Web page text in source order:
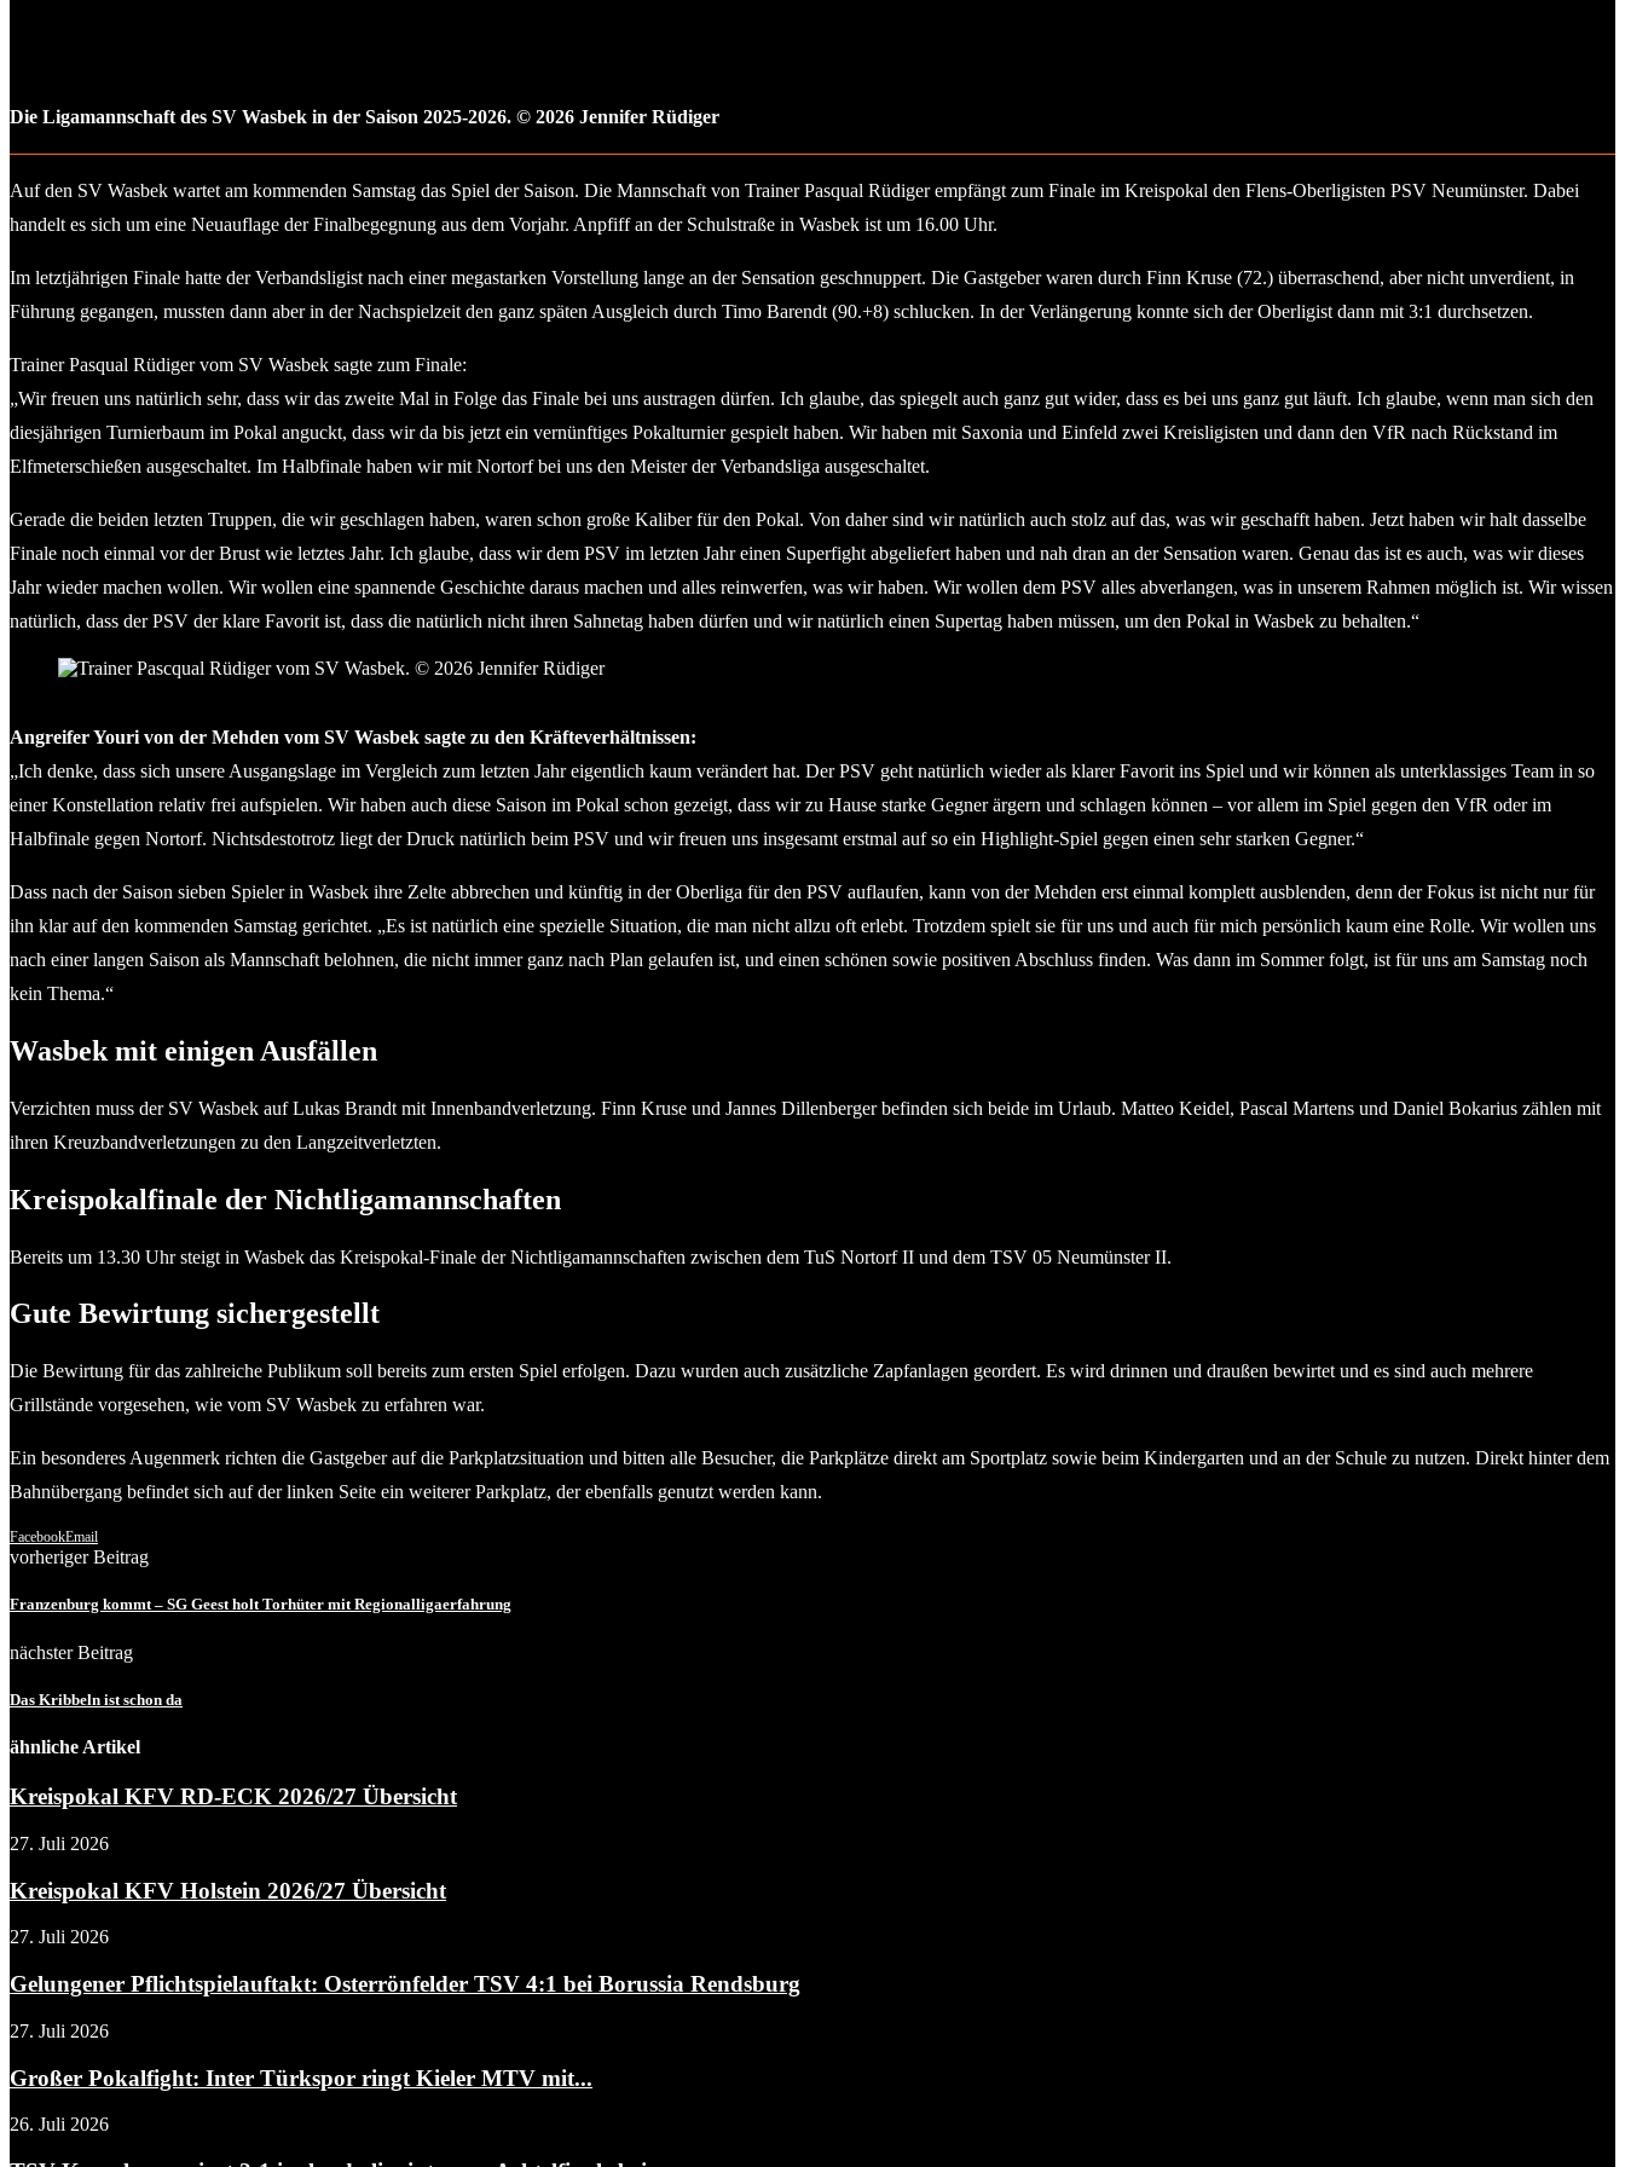
Die Ligamannschaft des SV Wasbek in der Saison 2025-2026. © 2026 Jennifer Rüdiger
Auf den SV Wasbek wartet am kommenden Samstag das Spiel der Saison. Die Mannschaft von Trainer Pasqual Rüdiger empfängt zum Finale im Kreispokal den Flens-Oberligisten PSV Neumünster. Dabei
handelt es sich um eine Neuauflage der Finalbegegnung aus dem Vorjahr. Anpfiff an der Schulstraße in Wasbek ist um 16.00 Uhr.
Im letztjährigen Finale hatte der Verbandsligist nach einer megastarken Vorstellung lange an der Sensation geschnuppert. Die Gastgeber waren durch Finn Kruse (72.) überraschend, aber nicht unverdient, in
Führung gegangen, mussten dann aber in der Nachspielzeit den ganz späten Ausgleich durch Timo Barendt (90.+8) schlucken. In der Verlängerung konnte sich der Oberligist dann mit 3:1 durchsetzen.
Trainer Pasqual Rüdiger vom SV Wasbek sagte zum Finale:
„Wir freuen uns natürlich sehr, dass wir das zweite Mal in Folge das Finale bei uns austragen dürfen. Ich glaube, das spiegelt auch ganz gut wider, dass es bei uns ganz gut läuft. Ich glaube, wenn man sich den
diesjährigen Turnierbaum im Pokal anguckt, dass wir da bis jetzt ein vernünftiges Pokalturnier gespielt haben. Wir haben mit Saxonia und Einfeld zwei Kreisligisten und dann den VfR nach Rückstand im
Elfmeterschießen ausgeschaltet. Im Halbfinale haben wir mit Nortorf bei uns den Meister der Verbandsliga ausgeschaltet.
Gerade die beiden letzten Truppen, die wir geschlagen haben, waren schon große Kaliber für den Pokal. Von daher sind wir natürlich auch stolz auf das, was wir geschafft haben. Jetzt haben wir halt dasselbe
Finale noch einmal vor der Brust wie letztes Jahr. Ich glaube, dass wir dem PSV im letzten Jahr einen Superfight abgeliefert haben und nah dran an der Sensation waren. Genau das ist es auch, was wir dieses
Jahr wieder machen wollen. Wir wollen eine spannende Geschichte daraus machen und alles reinwerfen, was wir haben. Wir wollen dem PSV alles abverlangen, was in unserem Rahmen möglich ist. Wir wissen
natürlich, dass der PSV der klare Favorit ist, dass die natürlich nicht ihren Sahnetag haben dürfen und wir natürlich einen Supertag haben müssen, um den Pokal in Wasbek zu behalten.“
Angreifer Youri von der Mehden vom SV Wasbek sagte zu den Kräfteverhältnissen:
„Ich denke, dass sich unsere Ausgangslage im Vergleich zum letzten Jahr eigentlich kaum verändert hat. Der PSV geht natürlich wieder als klarer Favorit ins Spiel und wir können als unterklassiges Team in so
einer Konstellation relativ frei aufspielen. Wir haben auch diese Saison im Pokal schon gezeigt, dass wir zu Hause starke Gegner ärgern und schlagen können – vor allem im Spiel gegen den VfR oder im
Halbfinale gegen Nortorf. Nichtsdestotrotz liegt der Druck natürlich beim PSV und wir freuen uns insgesamt erstmal auf so ein Highlight-Spiel gegen einen sehr starken Gegner.“
Dass nach der Saison sieben Spieler in Wasbek ihre Zelte abbrechen und künftig in der Oberliga für den PSV auflaufen, kann von der Mehden erst einmal komplett ausblenden, denn der Fokus ist nicht nur für
ihn klar auf den kommenden Samstag gerichtet. „Es ist natürlich eine spezielle Situation, die man nicht allzu oft erlebt. Trotzdem spielt sie für uns und auch für mich persönlich kaum eine Rolle. Wir wollen uns
nach einer langen Saison als Mannschaft belohnen, die nicht immer ganz nach Plan gelaufen ist, und einen schönen sowie positiven Abschluss finden. Was dann im Sommer folgt, ist für uns am Samstag noch
kein Thema.“
Wasbek mit einigen Ausfällen
Verzichten muss der SV Wasbek auf Lukas Brandt mit Innenbandverletzung. Finn Kruse und Jannes Dillenberger befinden sich beide im Urlaub. Matteo Keidel, Pascal Martens und Daniel Bokarius zählen mit
ihren Kreuzbandverletzungen zu den Langzeitverletzten.
Kreispokalfinale der Nichtligamannschaften
Bereits um 13.30 Uhr steigt in Wasbek das Kreispokal-Finale der Nichtligamannschaften zwischen dem TuS Nortorf II und dem TSV 05 Neumünster II.
Gute Bewirtung sichergestellt
Die Bewirtung für das zahlreiche Publikum soll bereits zum ersten Spiel erfolgen. Dazu wurden auch zusätzliche Zapfanlagen geordert. Es wird drinnen und draußen bewirtet und es sind auch mehrere
Grillstände vorgesehen, wie vom SV Wasbek zu erfahren war.
Ein besonderes Augenmerk richten die Gastgeber auf die Parkplatzsituation und bitten alle Besucher, die Parkplätze direkt am Sportplatz sowie beim Kindergarten und an der Schule zu nutzen. Direkt hinter dem
Bahnübergang befindet sich auf der linken Seite ein weiterer Parkplatz, der ebenfalls genutzt werden kann.
FacebookEmail
vorheriger Beitrag
Franzenburg kommt – SG Geest holt Torhüter mit Regionalligaerfahrung
nächster Beitrag
Das Kribbeln ist schon da
ähnliche Artikel
Kreispokal KFV RD-ECK 2026/27 Übersicht
27. Juli 2026
Kreispokal KFV Holstein 2026/27 Übersicht
27. Juli 2026
Gelungener Pflichtspielauftakt: Osterrönfelder TSV 4:1 bei Borussia Rendsburg
27. Juli 2026
Großer Pokalfight: Inter Türkspor ringt Kieler MTV mit...
26. Juli 2026